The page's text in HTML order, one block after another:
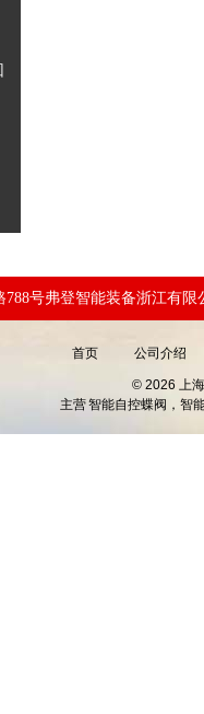
号弗登智能装备浙江有限
首页 公司介绍
© 2026 上
主营智能自控蝶阀，智